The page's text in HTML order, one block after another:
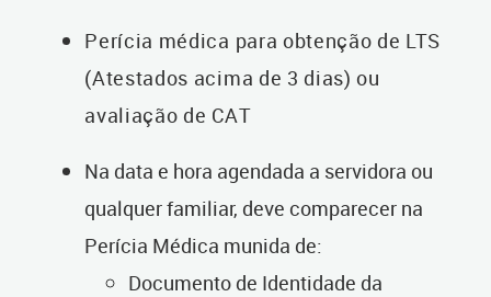
Perícia médica para obtenção de LTS
(Atestados acima de 3 dias) ou
avaliação de CAT
Na data e hora agendada a servidora ou
qualquer familiar, deve comparecer na
Perícia Médica munida de:
Documento de Identidade da